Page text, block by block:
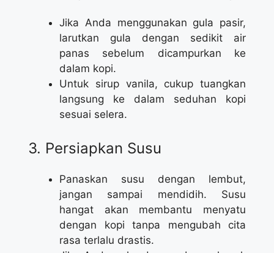
Jika Anda menggunakan gula pasir,
larutkan gula dengan sedikit air
panas sebelum dicampurkan ke
dalam kopi.
Untuk sirup vanila, cukup tuangkan
langsung ke dalam seduhan kopi
sesuai selera.
3. Persiapkan Susu
Panaskan susu dengan lembut,
jangan sampai mendidih. Susu
hangat akan membantu menyatu
dengan kopi tanpa mengubah cita
rasa terlalu drastis.